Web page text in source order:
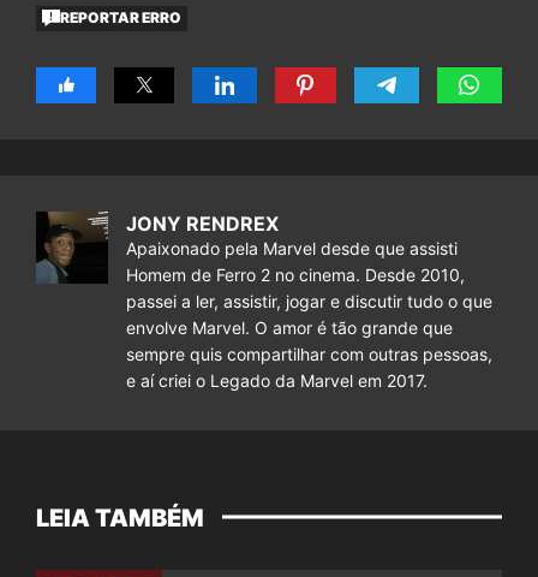
REPORTAR ERRO
JONY RENDREX
Apaixonado pela Marvel desde que assisti
Homem de Ferro 2 no cinema. Desde 2010,
passei a ler, assistir, jogar e discutir tudo o que
envolve Marvel. O amor é tão grande que
sempre quis compartilhar com outras pessoas,
e aí criei o Legado da Marvel em 2017.
LEIA TAMBÉM